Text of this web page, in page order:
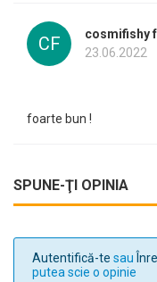
CF
cosmifishy
23.06.2022
foarte bun !
SPUNE-ŢI OPINIA
Autentifică-te sau
putea scie o opinie